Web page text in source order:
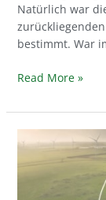
Natürlich war
bestimmt. War
Read More »
Wertzuwachs
in